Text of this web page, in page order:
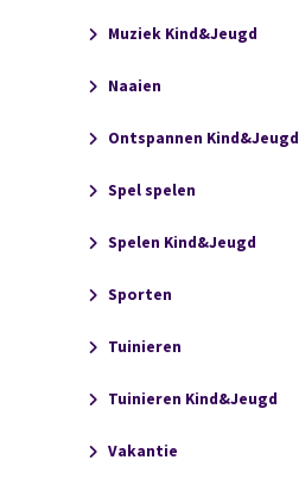
Muziek Kind&Jeugd
Naaien
Ontspannen Kind&Jeugd
Spel spelen
Spelen Kind&Jeugd
Sporten
Tuinieren
Tuinieren Kind&Jeugd
Vakantie